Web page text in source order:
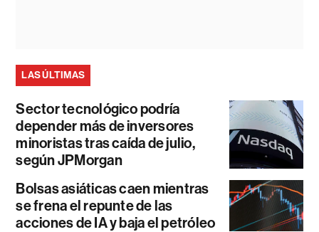
LAS ÚLTIMAS
Sector tecnológico podría
depender más de inversores
minoristas tras caída de julio,
según JPMorgan
Bolsas asiáticas caen mientras
se frena el repunte de las
acciones de IA y baja el petróleo